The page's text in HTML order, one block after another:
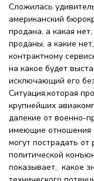
Сложилась
американский
продана, а какая
проданы, а какие
контрактному
на какое будет
исключающий его
Ситуация,которая
крупнейших
далекие от военно-
имеющие отношения
могут пострадать
политической
показывает, какое